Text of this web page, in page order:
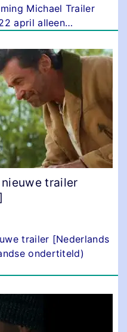
Michael Trailer
april alleen…
trailer
trailer [Nederlands
ondertiteld)